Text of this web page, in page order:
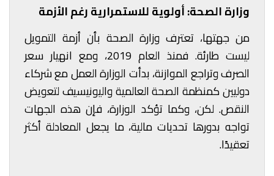
وزارة الصحة: أولوية للاستمرارية رغم الأزمة
من جهتها، تعترف وزارة الصحة بأن أزمة التمويل
ليست طارئة. فمنذ العام 2019، ومع انهيار سعر
الصرف وتراجع الموازنة، بدأت الوزارة العمل مع شركاء
دوليين كمنظمة الصحة العالمية واليونيسيف لتعويض
النقص. لكن، وكما تؤكد الوزارة، فإن هذه الجهات
تواجه بدورها تحديات مالية، ما يجعل المعادلة أكثر
تعقيدًا.